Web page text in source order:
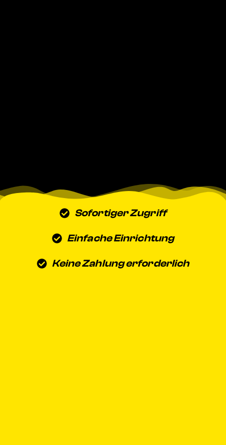
Sofortiger Zugriff
Einfache Einrichtung
Keine Zahlung erforderlich